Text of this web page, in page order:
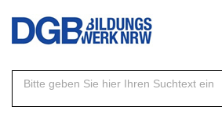
Direkt
Inhalt